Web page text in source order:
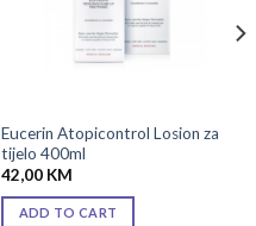
Eucerin Atopicontrol Losion za
tijelo 400ml
42,00 KM
ADD TO CART